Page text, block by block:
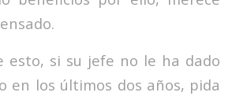
esto, si su jefe no le ha dado
en los últimos dos años, pida